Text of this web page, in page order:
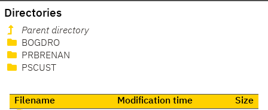
Directories
Parent directory
BOGDRO
PRBRENAN
PSCUST
Filename Modification time
Size